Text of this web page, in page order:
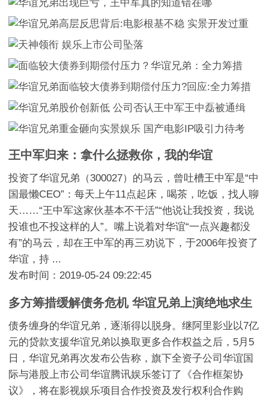
王中军归来：拿什么拯救你，我的华谊
投资了华谊兄弟（300027）的马云，曾吐槽王中军是“中
国最懒CEO”：每天上午11点起床，喝茶，吃饭，找人聊
天……“王中军这家伙基本不干活”“他说让我投资，我说
投谁也不投这样的人”。嘴上说着对华谊“一点兴趣都没
有”的马云，却在王中军的再三劝说下，于2006年投资了
华谊，持 ...
发布时间：2019-05-24 09:22:45
多方筹措缓解债务危机 华谊兄弟上演绝地求生
债务缠身的华谊兄弟，逐渐得以脱身。继阿里影业以7亿
元的贷款支援华谊兄弟以换取更多合作权益之后，5月5
日，华谊兄弟再次发布公告称，旗下全资子公司华谊国
际与港股上市公司华谊腾讯娱乐签订了《合作框架协
议》，将在影视娱乐项目合作投资及发行权利合作购